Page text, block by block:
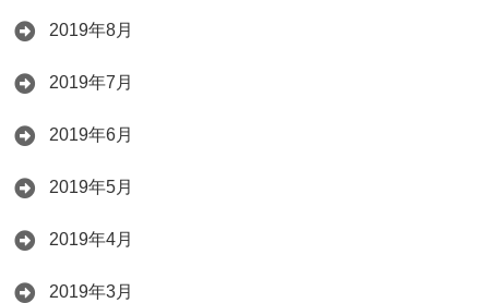
2019年8月
2019年7月
2019年6月
2019年5月
2019年4月
2019年3月